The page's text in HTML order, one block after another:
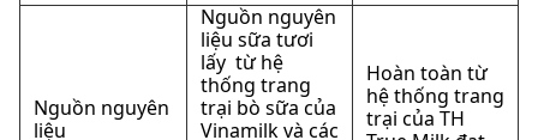
Nguồn nguyên
liệu
Nguồn nguyên
liệu sữa tươi
lấy từ hệ
thống trang
trại bò sữa của
Vinamilk và các
Hoàn toàn từ
hệ thống trang
trại của TH